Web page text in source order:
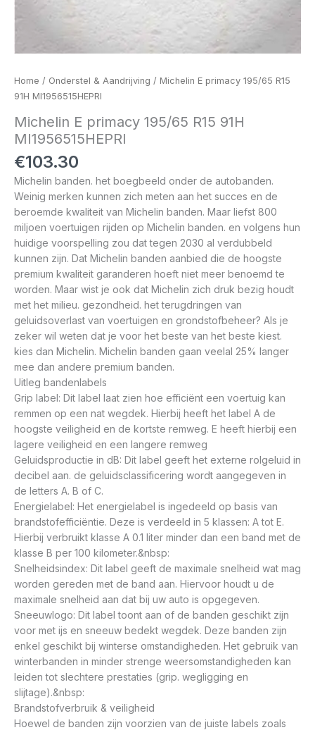
Home / Onderstel & Aandrijving / Michelin E primacy 195/65 R15
91H MI1956515HEPRI
Michelin E primacy 195/65 R15 91H
MI1956515HEPRI
€103.30
Michelin banden. het boegbeeld onder de autobanden.
Weinig merken kunnen zich meten aan het succes en de
beroemde kwaliteit van Michelin banden. Maar liefst 800
miljoen voertuigen rijden op Michelin banden. en volgens hun
huidige voorspelling zou dat tegen 2030 al verdubbeld
kunnen zijn. Dat Michelin banden aanbied die de hoogste
premium kwaliteit garanderen hoeft niet meer benoemd te
worden. Maar wist je ook dat Michelin zich druk bezig houdt
met het milieu. gezondheid. het terugdringen van
geluidsoverlast van voertuigen en grondstofbeheer? Als je
zeker wil weten dat je voor het beste van het beste kiest.
kies dan Michelin. Michelin banden gaan veelal 25% langer
mee dan andere premium banden.
Uitleg bandenlabels
Grip label: Dit label laat zien hoe efficiënt een voertuig kan
remmen op een nat wegdek. Hierbij heeft het label A de
hoogste veiligheid en de kortste remweg. E heeft hierbij een
lagere veiligheid en een langere remweg
Geluidsproductie in dB: Dit label geeft het externe rolgeluid in
decibel aan. de geluidsclassificering wordt aangegeven in
de letters A. B of C.
Energielabel: Het energielabel is ingedeeld op basis van
brandstofefficiëntie. Deze is verdeeld in 5 klassen: A tot E.
Hierbij verbruikt klasse A 0.1 liter minder dan een band met de
klasse B per 100 kilometer.&nbsp:
Snelheidsindex: Dit label geeft de maximale snelheid wat mag
worden gereden met de band aan. Hiervoor houdt u de
maximale snelheid aan dat bij uw auto is opgegeven.
Sneeuwlogo: Dit label toont aan of de banden geschikt zijn
voor met ijs en sneeuw bedekt wegdek. Deze banden zijn
enkel geschikt bij winterse omstandigheden. Het gebruik van
winterbanden in minder strenge weersomstandigheden kan
leiden tot slechtere prestaties (grip. wegligging en
slijtage).&nbsp:
Brandstofverbruik & veiligheid
Hoewel de banden zijn voorzien van de juiste labels zoals